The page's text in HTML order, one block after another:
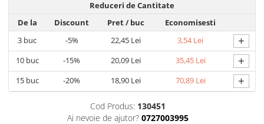
Corpuri de iluminat
Lampi de veghe
Articole si, Echipamente pentru
Transport şi Ridicat
Pelerine, Umbrele si Accesorii
Videoproiectoare
Reduceri de Cantitate
De la
Discount Pret/ buc
Economisesti
3 buc -5% 22,45 Lei 3,54 Lei +
10buc -15% 20,09 Lei 35,45 Lei +
15buc -20% 18,90 Lei 70,89 Lei +
Cod Produs: 130451
Ai nevoie de ajutor? 0727003995